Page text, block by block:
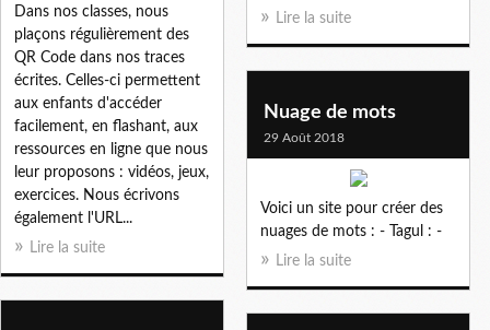
Lire la suite
Dans nos classes, nous
plaçons régulièrement des
QR Code dans nos traces
écrites. Celles-ci permettent
aux enfants d'accéder
facilement, en flashant, aux
ressources en ligne que nous
leur proposons : vidéos, jeux,
exercices. Nous écrivons
également l'URL...
Lire la suite
Nuage de mots
29 Août 2018
Voici un site pour créer des
nuages de mots : - Tagul : -
Lire la suite